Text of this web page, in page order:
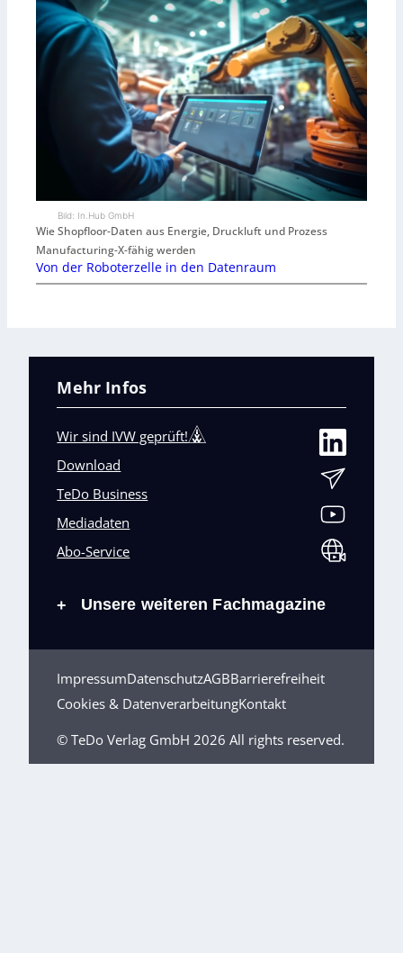
Bild: In.Hub GmbH
Wie Shopfloor-Daten aus Energie, Druckluft und Prozess
Manufacturing-X-fähig werden
Von der Roboterzelle in den Datenraum
Mehr Infos
Wir sind IVW geprüft!
Download
TeDo Business
Mediadaten
Abo-Service
+ Unsere weiteren Fachmagazine
ImpressumDatenschutzAGBBarrierefreiheit
Cookies & DatenverarbeitungKontakt
© TeDo Verlag GmbH 2026 All rights reserved.